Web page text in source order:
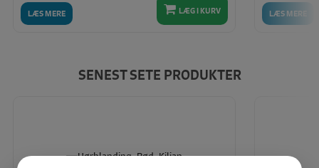
LÆS MERE LÆG I KURV LÆS MERE
SENEST SETE PRODUKTER